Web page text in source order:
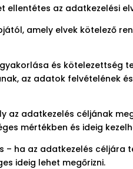
ellentétes az adatkezelési
amely elvek kötelező
és kötelezettség
az adatok felvételének
az adatkezelés céljának
mértékben és ideig
ha az adatkezelés céljára
ideig lehet megőrizni.